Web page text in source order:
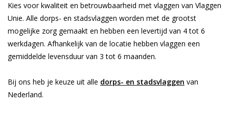
Kies voor kwaliteit en betrouwbaarheid met vlaggen van Vlaggen
Unie. Alle dorps- en stadsvlaggen worden met de grootst
mogelijke zorg gemaakt en hebben een levertijd van 4 tot 6
werkdagen. Afhankelijk van de locatie hebben vlaggen een
gemiddelde levensduur van 3 tot 6 maanden.
Bij ons heb je keuze uit alle dorps- en stadsvlaggen van
Nederland.